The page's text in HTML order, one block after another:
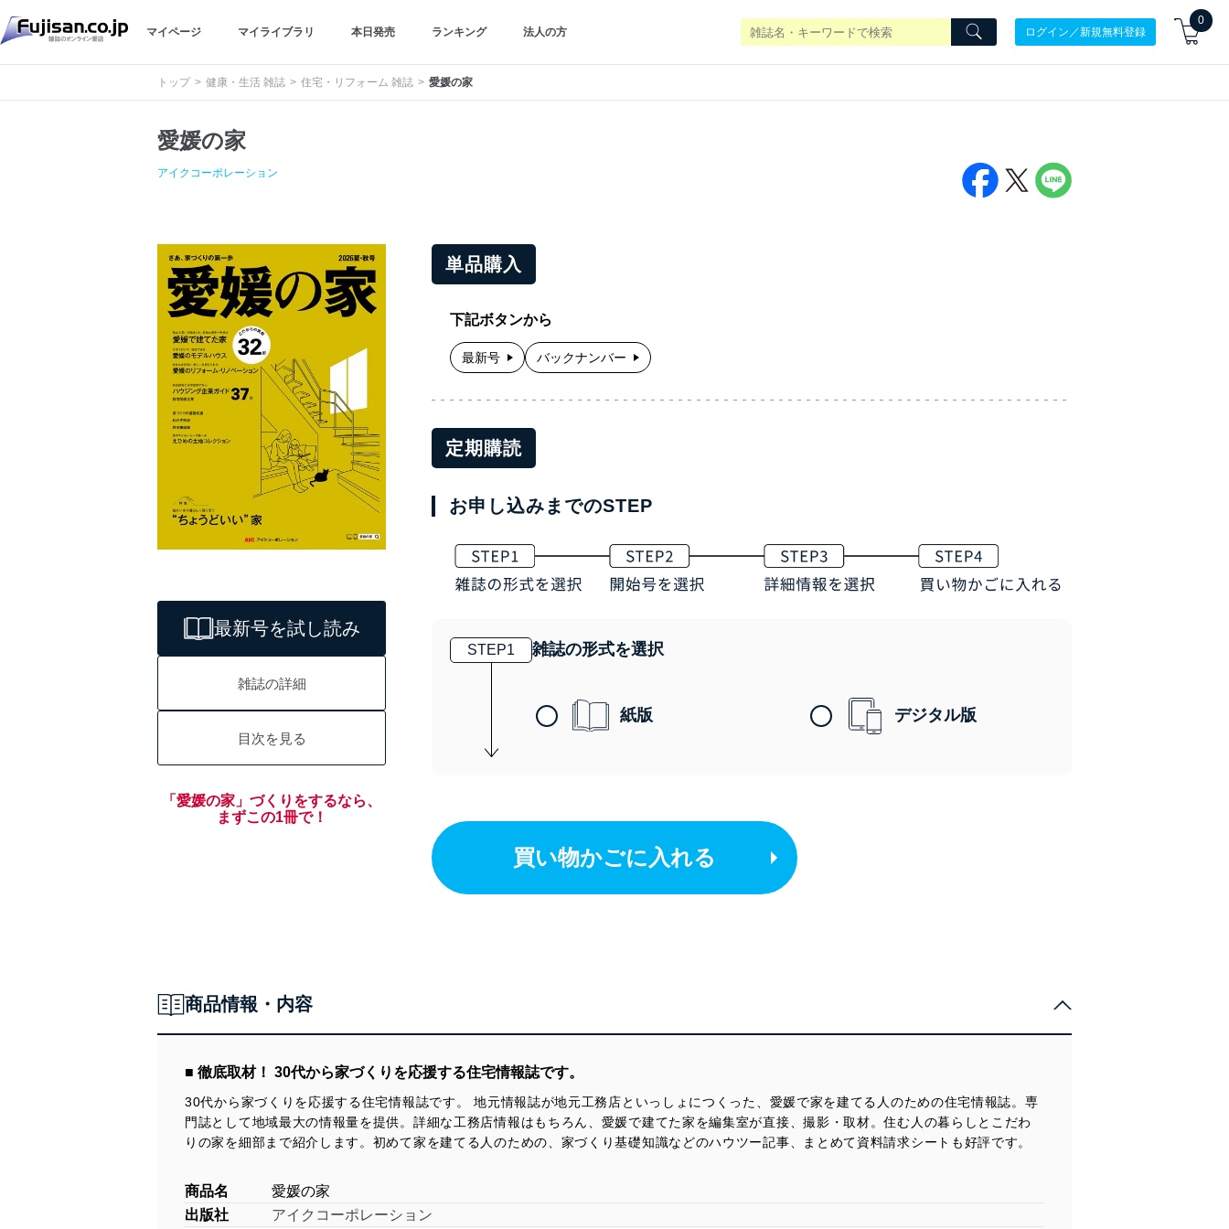
マイページ マイライブラリ 本日発売 ランキング 法人の方 ログイン／新規無料登録
0
トップ 健康・生活 雑誌 住宅・リフォーム 雑誌 愛媛の家
愛媛の家
アイクコーポレーション
最新号を試し読み
雑誌の詳細
目次を見る
「愛媛の家」づくりをするなら、
まずこの1冊で！
単品購入
下記ボタンから
最新号 バックナンバー
定期購読
お申し込みまでのSTEP
STEP1 雑誌の形式を選択
紙版 デジタル版
買い物かごに入れる
商品情報・内容
■ 徹底取材！ 30代から家づくりを応援する住宅情報誌です。
30代から家づくりを応援する住宅情報誌です。 地元情報誌が地元工務店といっしょにつくった、愛媛で家を建てる人のための住宅情報誌。専
門誌として地域最大の情報量を提供。詳細な工務店情報はもちろん、愛媛で建てた家を編集室が直接、撮影・取材。住む人の暮らしとこだわ
りの家を細部まで紹介します。初めて家を建てる人のための、家づくり基礎知識などのハウツー記事、まとめて資料請求シートも好評です。
商品名
愛媛の家
出版社
アイクコーポレーション